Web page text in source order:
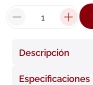
Descripción
Especificaciones
cerave
7. isdin
roche posay